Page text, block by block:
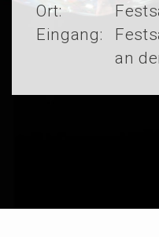
Ort:
Eingang:
an